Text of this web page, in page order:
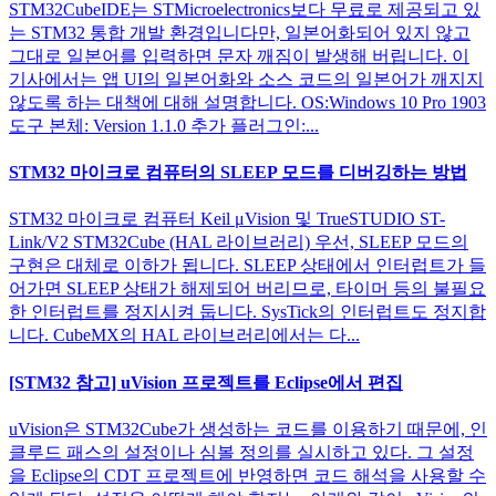
STM32CubeIDE는 STMicroelectronics보다 무료로 제공되고 있
는 STM32 통합 개발 환경입니다만, 일본어화되어 있지 않고
그대로 일본어를 입력하면 문자 깨짐이 발생해 버립니다. 이
기사에서는 앱 UI의 일본어화와 소스 코드의 일본어가 깨지지
않도록 하는 대책에 대해 설명합니다. OS:Windows 10 Pro 1903
도구 본체: Version 1.1.0 추가 플러그인:...
STM32 마이크로 컴퓨터의 SLEEP 모드를 디버깅하는 방법
STM32 마이크로 컴퓨터 Keil μVision 및 TrueSTUDIO ST-
Link/V2 STM32Cube (HAL 라이브러리) 우선, SLEEP 모드의
구현은 대체로 이하가 됩니다. SLEEP 상태에서 인터럽트가 들
어가면 SLEEP 상태가 해제되어 버리므로, 타이머 등의 불필요
한 인터럽트를 정지시켜 둡니다. SysTick의 인터럽트도 정지합
니다. CubeMX의 HAL 라이브러리에서는 다...
[STM32 참고] uVision 프로젝트를 Eclipse에서 편집
uVision은 STM32Cube가 생성하는 코드를 이용하기 때문에, 인
클루드 패스의 설정이나 심볼 정의를 실시하고 있다. 그 설정
을 Eclipse의 CDT 프로젝트에 반영하면 코드 해석을 사용할 수